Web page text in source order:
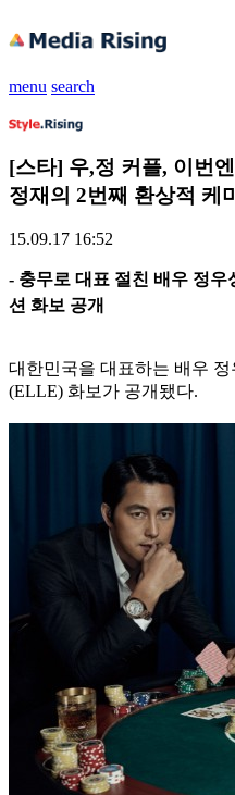
menu search
[스타] 우,정 커플, 이번
정재의 2번째 환상적 케
15.09.17 16:52
- 충무로 대표 절친 배우 정
션 화보 공개
대한민국을 대표하는 배우
(ELLE) 화보가 공개됐다.